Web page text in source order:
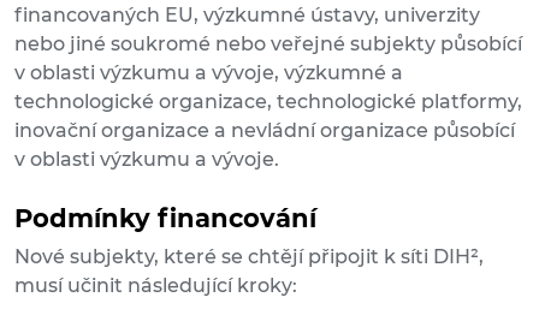
financovaných EU, výzkumné ústavy, univerzity
nebo jiné soukromé nebo veřejné subjekty působící
v oblasti výzkumu a vývoje, výzkumné a
technologické organizace, technologické platformy,
inovační organizace a nevládní organizace působící
v oblasti výzkumu a vývoje.
Podmínky financování
Nové subjekty, které se chtějí připojit k síti DIH²,
musí učinit následující kroky: